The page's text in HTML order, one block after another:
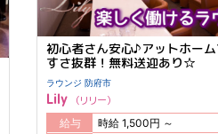
初心者さん安心♪アットホー
すさ抜群！無料送迎あり☆
ラウンジ 防府市
Lily リリー
給与 時給 1,500円 ～